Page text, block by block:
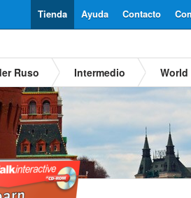
Contacto
Ayuda
Tienda
Ruso Intermedio World